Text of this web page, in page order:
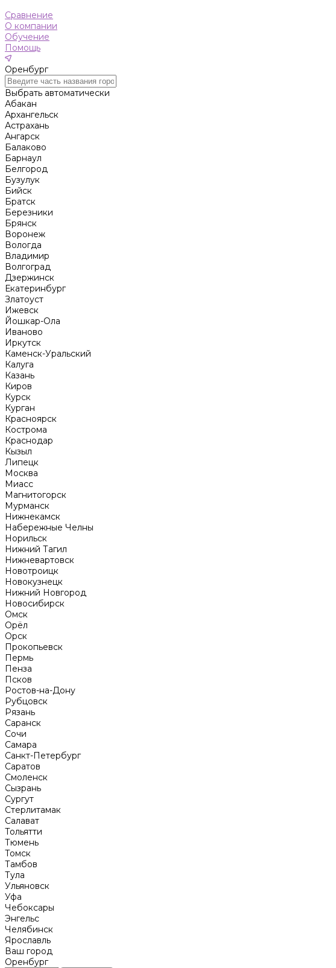
Сравнение
О компании
Обучение
Помощь
Оренбург
Выбрать автоматически
Абакан
Архангельск
Астрахань
Ангарск
Балаково
Барнаул
Белгород
Бузулук
Бийск
Братск
Березники
Брянск
Воронеж
Вологда
Владимир
Волгоград
Дзержинск
Екатеринбург
Златоуст
Ижевск
Йошкар-Ола
Иваново
Иркутск
Каменск-Уральский
Калуга
Казань
Киров
Курск
Курган
Красноярск
Кострома
Краснодар
Кызыл
Липецк
Москва
Миасс
Магнитогорск
Мурманск
Нижнекамск
Набережные Челны
Норильск
Нижний Тагил
Нижневартовск
Новотроицк
Новокузнецк
Нижний Новгород
Новосибирск
Омск
Орёл
Орск
Прокопьевск
Пермь
Пенза
Псков
Ростов-на-Дону
Рубцовск
Рязань
Саранск
Сочи
Самара
Санкт-Петербург
Саратов
Смоленск
Сызрань
Сургут
Стерлитамак
Салават
Тольятти
Тюмень
Томск
Тамбов
Тула
Ульяновск
Уфа
Чебоксары
Энгельс
Челябинск
Ярославль
Ваш город
Оренбург